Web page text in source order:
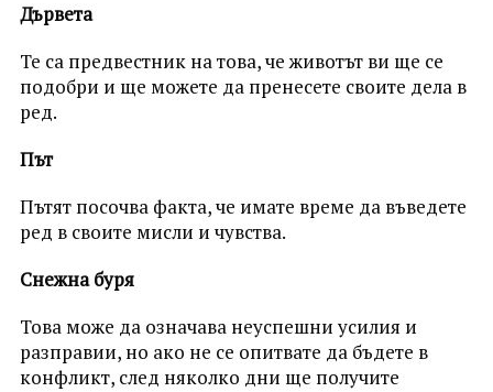
Дървета
Те са предвестник на това, че животът ви ще се
подобри и ще можете да пренесете своите дела в
ред.
Път
Пътят посочва факта, че имате време да въведете
ред в своите мисли и чувства.
Снежна буря
Това може да означава неуспешни усилия и
разправии, но ако не се опитвате да бъдете в
конфликт, след няколко дни ще получите